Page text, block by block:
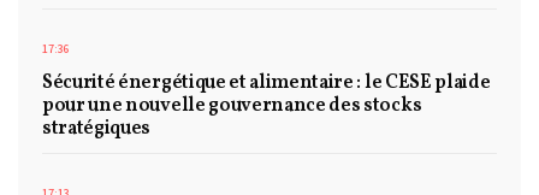
17:36
Sécurité énergétique et alimentaire : le CESE plaide
pour une nouvelle gouvernance des stocks
stratégiques